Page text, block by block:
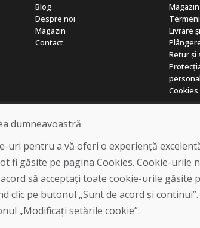
Blog
Despre noi
Magazin
Contact
Livrare
Retur și
personal
Cookies
©
DUFEKSOFT
dumneavoastră
uri pentru a vă oferi o experiență
fi găsite pe pagina Cookies. Cookie-urile
să acceptați toate cookie-urile găsite
clic pe butonul „Sunt de acord și
„Modificați setările cookie”.